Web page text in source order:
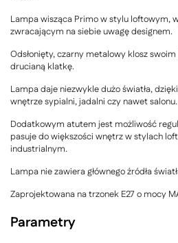
Lampa wisząca Primo w stylu loftowym,
zwracającym na siebie uwagę designem.
Odsłonięty, czarny metalowy klosz
drucianą klatkę.
Lampa daje niezwykle dużo światła,
wnętrze sypialni, jadalni czy nawet salonu.
Dodatkowym atutem jest możliwość
pasuje do większości wnętrz w stylach
industrialnym.
Lampa nie zawiera głównego źródła
Zaprojektowana na trzonek E27 o mocy
Parametry